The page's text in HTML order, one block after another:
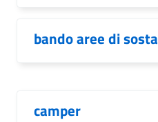
bando aree di sosta
camper